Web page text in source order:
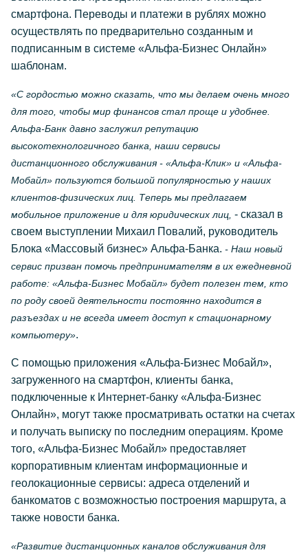
смартфона. Переводы и платежи в рублях можно
осуществлять по предварительно созданным и
подписанным в системе «Альфа-Бизнес Онлайн»
шаблонам.
«С гордостью можно сказать, что мы делаем очень много
для того, чтобы мир финансов стал проще и удобнее.
Альфа-Банк давно заслужил репутацию
высокотехнологичного банка, наши сервисы
дистанционного обслуживания - «Альфа-Клик» и «Альфа-
Мобайл» пользуются большой популярностью у наших
клиентов-физических лиц. Теперь мы предлагаем
мобильное приложение и для юридических лиц, - сказал в
своем выступлении Михаил Повалий, руководитель
Блока «Массовый бизнес» Альфа-Банка. - Наш новый
сервис призван помочь предпринимателям в их ежедневной
работе: «Альфа-Бизнес Мобайл» будет полезен тем, кто
по роду своей деятельности постоянно находится в
разъездах и не всегда имеет доступ к стационарному
компьютеру».
С помощью приложения «Альфа-Бизнес Мобайл»,
загруженного на смартфон, клиенты банка,
подключенные к Интернет-банку «Альфа-Бизнес
Онлайн», могут также просматривать остатки на счетах
и получать выписку по последним операциям. Кроме
того, «Альфа-Бизнес Мобайл» предоставляет
корпоративным клиентам информационные и
геолокационные сервисы: адреса отделений и
банкоматов с возможностью построения маршрута, а
также новости банка.
«Развитие дистанционных каналов обслуживания для